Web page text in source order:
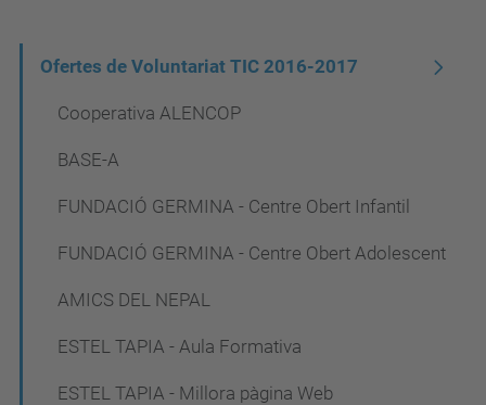
Ofertes de Voluntariat TIC 2016-2017
Cooperativa ALENCOP
BASE-A
FUNDACIÓ GERMINA - Centre Obert Infantil
FUNDACIÓ GERMINA - Centre Obert Adolescent
AMICS DEL NEPAL
ESTEL TAPIA - Aula Formativa
ESTEL TAPIA - Millora pàgina Web